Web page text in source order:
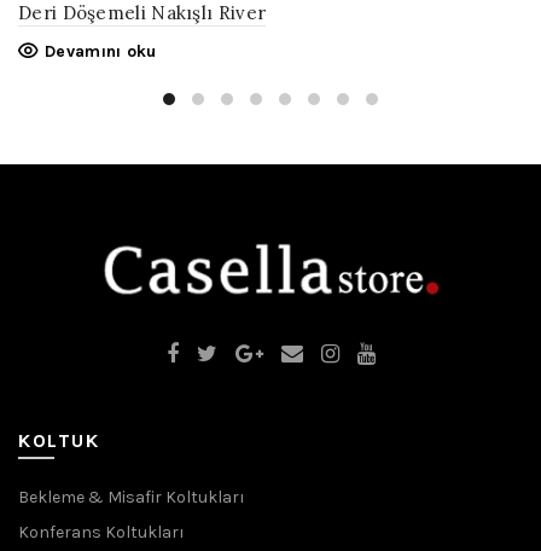
Deri Döşemeli Nakışlı River
Devamını oku
KOLTUK
Bekleme & Misafir Koltukları
Konferans Koltukları